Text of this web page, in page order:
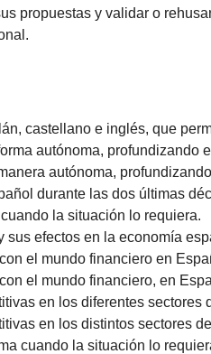
propuestas y validar o
castellano e inglés, que
autónoma,
autónoma,
durante las dos últimas
la situación lo requiera.
efectos en la economía
el mundo financiero en
el mundo financiero, en
en los diferentes sectores
en los distintos sectores
cuando la situación lo